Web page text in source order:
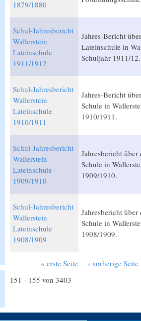
1879/1880
Schul-Jahresbericht
Wallerstein
Lateinschule
1911/1912
Jahres-Bericht
Lateinschule in
Schuljahr 1911/12.
Schul-Jahresbericht
Wallerstein
Lateinschule
1910/1911
Jahres-Bericht
Schule in
1910/1911.
Schul-Jahresbericht
Wallerstein
Lateinschule
1909/1910
Jahresbericht
Schule in
1909/1910.
Schul-Jahresbericht
Wallerstein
Lateinschule
1908/1909
Jahresbericht
Schule in
1908/1909.
Seiten
« erste Seite ‹ vorherige Seite
151 - 155 von 3403